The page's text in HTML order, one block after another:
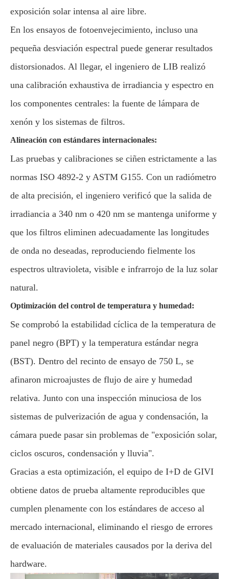
exposición solar intensa al aire libre.
En los ensayos de fotoenvejecimiento, incluso una
pequeña desviación espectral puede generar resultados
distorsionados. Al llegar, el ingeniero de LIB realizó
una calibración exhaustiva de irradiancia y espectro en
los componentes centrales: la fuente de lámpara de
xenón y los sistemas de filtros.
Alineación con estándares internacionales:
Las pruebas y calibraciones se ciñen estrictamente a las
normas ISO 4892-2 y ASTM G155. Con un radiómetro
de alta precisión, el ingeniero verificó que la salida de
irradiancia a 340 nm o 420 nm se mantenga uniforme y
que los filtros eliminen adecuadamente las longitudes
de onda no deseadas, reproduciendo fielmente los
espectros ultravioleta, visible e infrarrojo de la luz solar
natural.
Optimización del control de temperatura y humedad:
Se comprobó la estabilidad cíclica de la temperatura de
panel negro (BPT) y la temperatura estándar negra
(BST). Dentro del recinto de ensayo de 750 L, se
afinaron microajustes de flujo de aire y humedad
relativa. Junto con una inspección minuciosa de los
sistemas de pulverización de agua y condensación, la
cámara puede pasar sin problemas de "exposición solar,
ciclos oscuros, condensación y lluvia".
Gracias a esta optimización, el equipo de I+D de GIVI
obtiene datos de prueba altamente reproducibles que
cumplen plenamente con los estándares de acceso al
mercado internacional, eliminando el riesgo de errores
de evaluación de materiales causados por la deriva del
hardware.